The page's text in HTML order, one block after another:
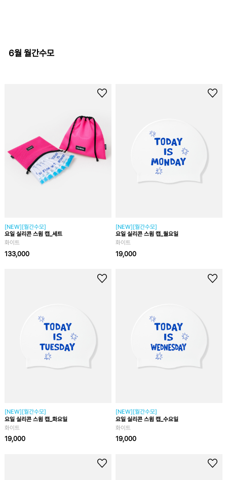
6월 월간수모
[NEW][월간수모]
요일 실리콘 스윔 캡_세트
화이트
133,000
[NEW][월간수모]
요일 실리콘 스윔 캡_월요일
화이트
19,000
[NEW][월간수모]
요일 실리콘 스윔 캡_화요일
화이트
19,000
[NEW][월간수모]
요일 실리콘 스윔 캡_수요일
화이트
19,000